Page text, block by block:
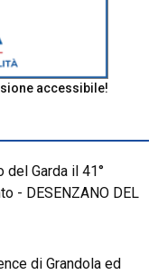
accessibile!
del Garda il 41°
- DESENZANO DEL
di Grandola ed